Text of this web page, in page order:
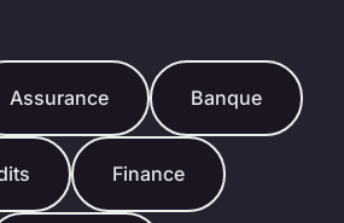
Assurance Banque
Finance